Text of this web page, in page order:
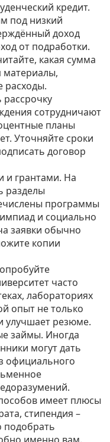
кредит.
под низкий
доход
от подработки.
какая сумма
материалы,
расходы.
сотрудничают
планы
Уточняйте сроки
договор
и грантами. На
разделы
программы
и социально
заявки обычно
копии
часто
лабораториях
опыт не только
улучшает резюме.
займы. Иногда
могут дать
официального
имеет плюсы
стипендия –
подобрать